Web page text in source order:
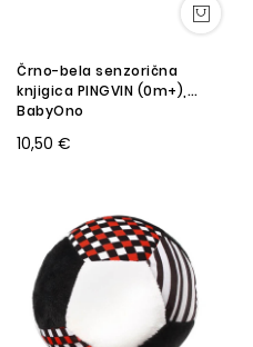
Črno-bela senzorična
knjigica PINGVIN (0m+),
BabyOno
10,50 €